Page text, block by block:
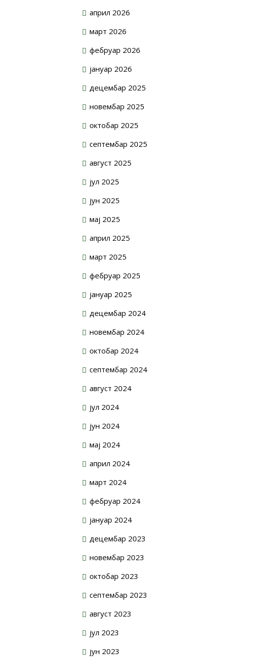
април 2026
март 2026
фебруар 2026
јануар 2026
децембар 2025
новембар 2025
октобар 2025
септембар 2025
август 2025
јул 2025
јун 2025
мај 2025
април 2025
март 2025
фебруар 2025
јануар 2025
децембар 2024
новембар 2024
октобар 2024
септембар 2024
август 2024
јул 2024
јун 2024
мај 2024
април 2024
март 2024
фебруар 2024
јануар 2024
децембар 2023
новембар 2023
октобар 2023
септембар 2023
август 2023
јул 2023
јун 2023